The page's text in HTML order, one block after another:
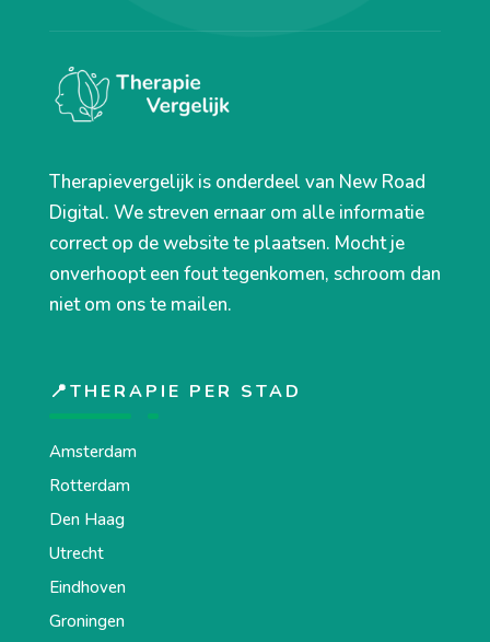
Therapievergelijk is onderdeel van New Road
Digital. We streven ernaar om alle informatie
correct op de website te plaatsen. Mocht je
onverhoopt een fout tegenkomen, schroom dan
niet om ons te mailen.
📍THERAPIE PER STAD
Amsterdam
Rotterdam
Den Haag
Utrecht
Eindhoven
Groningen